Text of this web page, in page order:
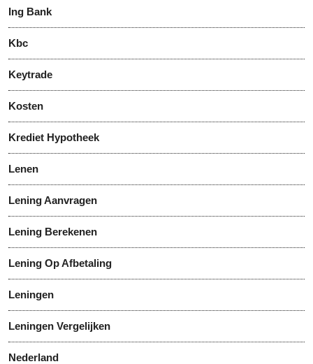
Ing Bank
Kbc
Keytrade
Kosten
Krediet Hypotheek
Lenen
Lening Aanvragen
Lening Berekenen
Lening Op Afbetaling
Leningen
Leningen Vergelijken
Nederland